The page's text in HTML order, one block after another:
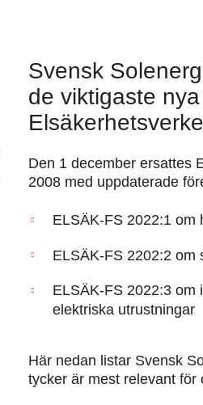
Svensk
de viktigaste
Den 1 december ersattes
2008 med uppdaterade
ELSÄK-FS 2022:1 om
ELSÄK-FS 2202:2 om
ELSÄK-FS 2022:3 om
elektriska utrustningar
Här nedan listar Svensk
tycker är mest relevant för